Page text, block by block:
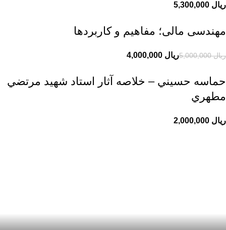
ریال
مهندسی مالی؛ مفاهیم و کاربردها
ریال5,000,000 ریال
حماسه حسيني – خلاصه آثار استاد شهيد مرتضي
مطهري
ریال